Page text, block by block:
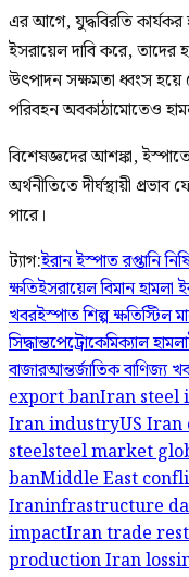
এর আগে, যুদ্ধবিরতি
ইসরায়েল দাবি করে, তাদের
উৎপাদন সক্ষমতা ধ্বংস হয়ে
পরিবহন অবকাঠামোতেও
বিশেষজ্ঞদের আশঙ্কা,
অর্থনীতিতে দীর্ঘস্থায়ী
পারে।
ট্যাগ:ইরান ইস্পাত রপ্তানি
ক্ষতিইসরায়েল বিমান হামলা
খবরইস্পাত শিল্প ক্ষতিস্টিল
সিদ্ধান্তপেট্রোকেমিক্যাল হামলা
বাজারআন্তর্জাতিক বাণিজ্য
export banIran steel
Iran industryUS
steelsteel market
banMiddle East
Iraninfrastructure
impactIran trade
production Iran loss